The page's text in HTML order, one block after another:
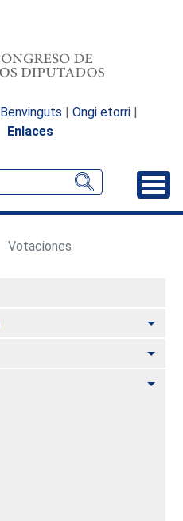
Benvinguts | Ongi etorri |
Enlaces
Votaciones